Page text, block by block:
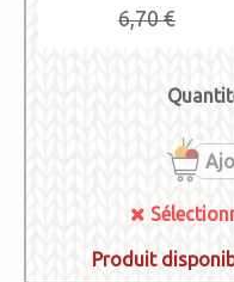
6,70 €
Produit